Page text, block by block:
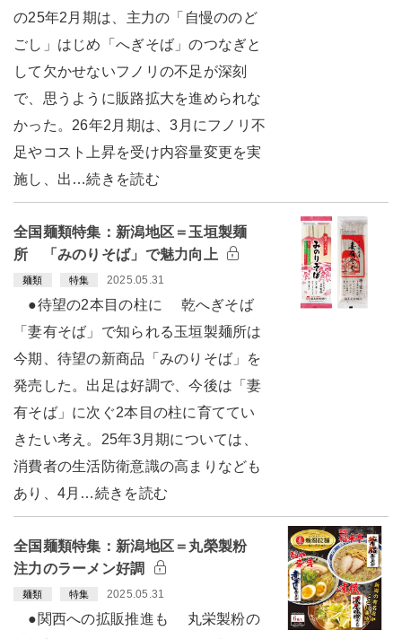
の25年2月期は、主力の「自慢ののど
ごし」はじめ「へぎそば」のつなぎと
して欠かせないフノリの不足が深刻
で、思うように販路拡大を進められな
かった。26年2月期は、3月にフノリ不
足やコスト上昇を受け内容量変更を実
施し、出…続きを読む
全国麺類特集：新潟地区＝玉垣製麺
所 「みのりそば」で魅力向上
麺類 特集 2025.05.31
●待望の2本目の柱に 乾へぎそば
「妻有そば」で知られる玉垣製麺所は
今期、待望の新商品「みのりそば」を
発売した。出足は好調で、今後は「妻
有そば」に次ぐ2本目の柱に育ててい
きたい考え。25年3月期については、
消費者の生活防衛意識の高まりなども
あり、4月…続きを読む
全国麺類特集：新潟地区＝丸榮製粉
注力のラーメン好調
麺類 特集 2025.05.31
●関西への拡販推進も 丸栄製粉の